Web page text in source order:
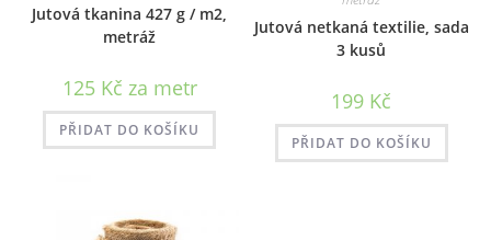
Jutová tkanina 427 g / m2,
metráž
125 Kč za metr
PŘIDAT DO KOŠÍKU
Jutová netkaná textilie, sada
3 kusů
199 Kč
PŘIDAT DO KOŠÍKU